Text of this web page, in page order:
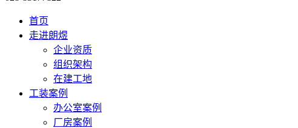
首页
走进朗煜
企业资质
组织架构
在建工地
工装案例
办公室案例
厂房案例